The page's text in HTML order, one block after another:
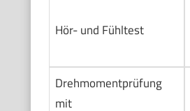
Hör- und Fühltest
Drehmomentprüfung
mit